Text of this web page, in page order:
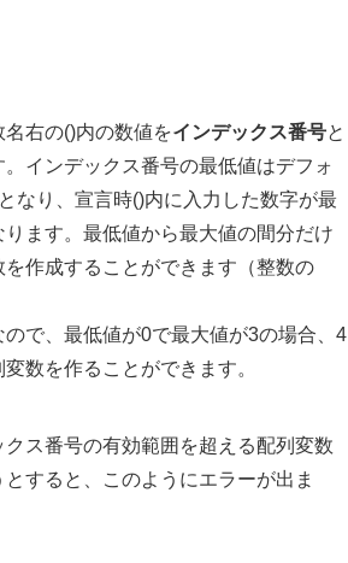
名右の()内の数値をインデックス番号と
。インデックス番号の最低値はデフォ
なり、宣言時()内に入力した数字が最
ります。最低値から最大値の間分だけ
を作成することができます（整数の
ので、最低値が0で最大値が3の場合、4
数を作ることができます。
クス番号の有効範囲を超える配列変数
とすると、このようにエラーが出ま